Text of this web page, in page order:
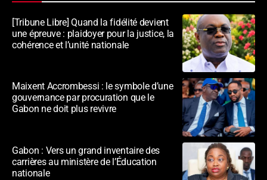
[Tribune Libre] Quand la fidélité devient
une épreuve : plaidoyer pour la justice, la
cohérence et l’unité nationale
Maixent Accrombessi : le symbole d’une
gouvernance par procuration que le
Gabon ne doit plus revivre
Gabon : Vers un grand inventaire des
carrières au ministère de l’Éducation
nationale